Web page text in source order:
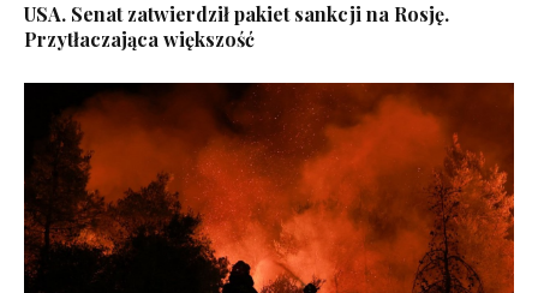
USA. Senat zatwierdził pakiet sankcji na Rosję.
Przytłaczająca większość